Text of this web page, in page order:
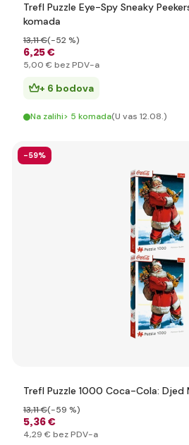
Trefl Puzzle Eye-Spy Sneaky
komada
6,25 €
13,11 €(-52 %)
5,00 € bez PDV-a
+ 6 bodova
Na zalihi> 5 komada(U vas 12.08.)
-59%
Trefl Puzzle 1000 Coca-Cola: Djed
5,36 €
13,11 €(-59 %)
4,29 € bez PDV-a